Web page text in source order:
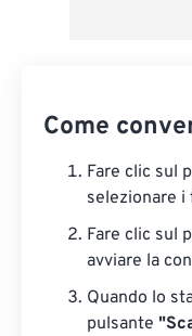
Come
Fare clic sul
selezionare i
Fare clic sul
avviare la
Quando lo
pulsante